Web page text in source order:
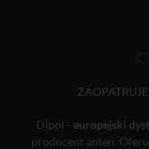
Dipol - europejski
producent anten.